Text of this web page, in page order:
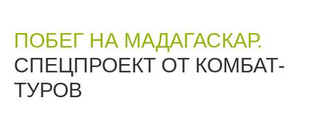
ПОБЕГ НА МАДАГАСКАР.
СПЕЦПРОЕКТ ОТ КОМБАТ-
ТУРОВ